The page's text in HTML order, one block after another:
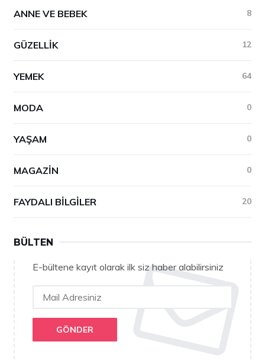
ANNE VE BEBEK 8
GÜZELLIK 12
YEMEK 64
MODA 0
YAŞAM 0
MAGAZIN 0
FAYDALI BILGILER 20
BÜLTEN
E-bültene kayıt olarak ilk siz haber alabilirsiniz
GÖNDER